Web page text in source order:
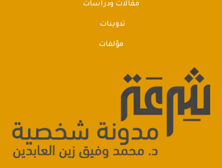
مقالات ودراسات
تدوينات
مؤلفات